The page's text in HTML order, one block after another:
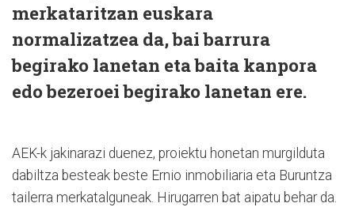
merkataritzan euskara
normalizatzea da, bai barrura
begirako lanetan eta baita kanpora
edo bezeroei begirako lanetan ere.
AEK-k jakinarazi duenez, proiektu honetan murgilduta
dabiltza besteak beste Ernio inmobiliaria eta Buruntza
tailerra merkatalguneak. Hirugarren bat aipatu behar da.